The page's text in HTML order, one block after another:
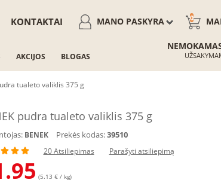
0
MANO PASKYRA
KONTAKTAI
AKCIJOS BLOGAS
tualeto valiklis 375 g
pudra tualeto valiklis 375 g
BENEK Prekės kodas:39510
20 Atsiliepimas Parašyti atsiliepimą
(5.13 € / kg)